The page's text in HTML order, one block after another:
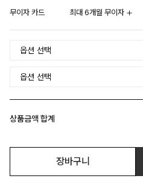
무이자 카드 최대 6개월 무이자
상품금액 합계
장바구니